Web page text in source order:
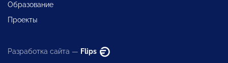
Образование
Проекты
Разработка сайта — Flips